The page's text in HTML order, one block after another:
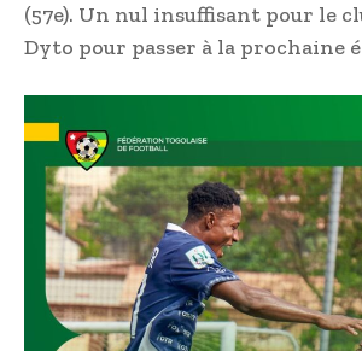
(57e). Un nul insuffisant pour le
Dyto pour passer à la prochaine